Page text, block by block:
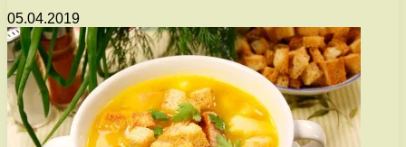
05.04.2019